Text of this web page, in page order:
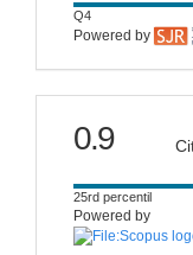
Q4
Powered by
citescore
0.9
25rd percentil
Powered by